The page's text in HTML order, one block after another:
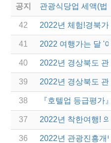
공지 관광식당업 세액(법
42 2022년 체험!경북
41 2022 여행가는 달 '
40 2022년 경상북도
39 2022년 경상북도
38 『호텔업 등급평가
37 2022년 착한여행!
36 2022년 관광진흥개